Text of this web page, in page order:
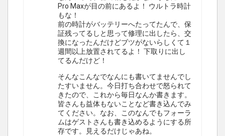
Pro Maxが目の前にあるよ！ ウルトラ時計
もな！
前の時計がバッテリーへたってたんで、保
証残ってるしと思って修理に出したら、交
換になったんだけどブツがないらしくて１
週間以上放置されてるよ！ 下取りに出し
てるんだけど！
そんなこんなでなんにも書いてませんでし
たすいません。今日打ち合わせで怒られて
きたので、これから毎日なんか書きます。
皆さんも益体もないことなど書き込んでみ
てください。なお、このなんでもフォーラ
ムはゲストさんも書き込めるようにする所
存です。見えるだけじゃあね。